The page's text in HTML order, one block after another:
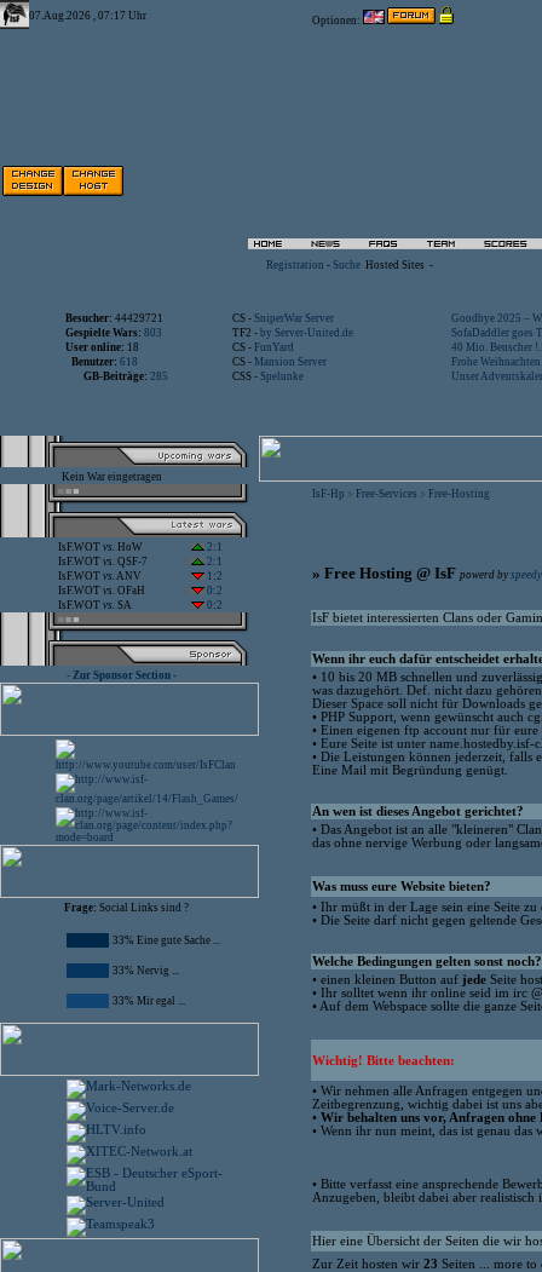
07.Aug.2026 , 07:17 Uhr Optionen:
Registration - Suche Hosted Sites -
Besucher: 44429721 CS - SniperWar Server
Goodbye 2025 –
Gespielte Wars: 803 TF2 - by Server-United.de
SofaDaddler goes
User online: 18 CS - FunYard
40 Mio. Beuscher
Benutzer: 618 CS - Mansion Server
Frohe
GB-Beiträge: 285 CSS - Spelunke Unser
Kein War eingetragen
IsF.WOT vs. HoW
2:1
IsF.WOT vs. QSF-7
2:1
IsF.WOT vs.ANV
1:2
IsF.WOT vs. OFaH
0:2
IsF.WOT vs. SA 0:2
- Zur Sponsor Section -
Frage: Social Links sind ?
33% Eine gute Sache ...
33% Nervig ...
33% Mir egal ...
IsF-Hp > Free-Services > Free-Hosting
» Free Hosting @ IsF powerd by
IsF bietet interessierten Clans oder
Wenn ihr euch dafür entscheidet
• 10 bis 20 MB schnellen und
was dazugehört. Def. nicht dazu
Dieser Space soll nicht für Downloads
• PHP Support, wenn gewünscht auch
• Einen eigenen ftp account nur für eure
• Eure Seite ist unter name.hostedby.isf-
• Die Leistungen können jederzeit, falls
Eine Mail mit Begründung genügt.
An wen ist dieses Angebot gerichtet?
• Das Angebot ist an alle "kleineren"
das ohne nervige Werbung oder
Was muss eure Website bieten?
• Ihr müßt in der Lage sein eine Seite
• Die Seite darf nicht gegen geltende
Welche Bedingungen gelten sonst noch?
• einen kleinen Button auf jede Seite
• Ihr solltet wenn ihr online seid im irc
• Auf dem Webspace sollte die ganze
Wichtig! Bitte beachten:
• Wir nehmen alle Anfragen entgegen
Zeitbegrenzung, wichtig dabei ist uns
• Wir behalten uns vor, Anfragen ohne
• Wenn ihr nun meint, das ist genau das
• Bitte verfasst eine ansprechende
Anzugeben, bleibt dabei aber realistisch
Hier eine Übersicht der Seiten die wir
Zur Zeit hosten wir 23 Seiten ... more to